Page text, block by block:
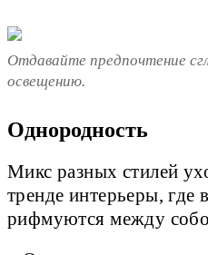
Отдавайте предпочтение
освещению.
Однородность
Микс разных стилей
тренде интерьеры, где
рифмуются между